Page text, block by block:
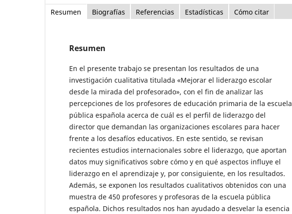
Resumen Biografías Referencias Estadísticas Cómo citar
Resumen
En el presente trabajo se presentan los resultados de una
investigación cualitativa titulada «Mejorar el liderazgo escolar
desde la mirada del profesorado», con el fin de analizar las
percepciones de los profesores de educación primaria de la escuela
pública española acerca de cuál es el perfil de liderazgo del
director que demandan las organizaciones escolares para hacer
frente a los desafíos educativos. En este sentido, se revisan
recientes estudios internacionales sobre el liderazgo, que aportan
datos muy significativos sobre cómo y en qué aspectos influye el
liderazgo en el aprendizaje y, por consiguiente, en los resultados.
Además, se exponen los resultados cualitativos obtenidos con una
muestra de 450 profesores y profesoras de la escuela pública
española. Dichos resultados nos han ayudado a desvelar la esencia